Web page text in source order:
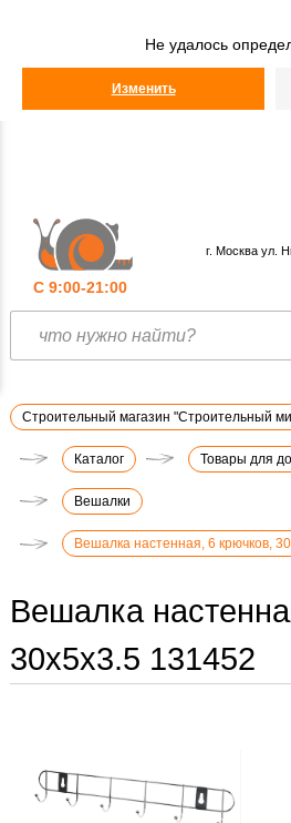
Не удалось
Изменить
С 9:00-21:00
г. Москва ул.
Строительный магазин "Строительный
Каталог Товары для
Вешалки
Вешалка настенная, 6 крючков,
Вешалка
30х5х3.5 131452